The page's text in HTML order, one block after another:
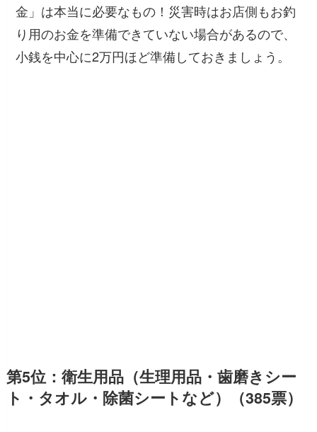
金」は本当に必要なもの！災害時はお店側もお釣
り用のお金を準備できていない場合があるので、
小銭を中心に2万円ほど準備しておきましょう。
第5位：衛生用品（生理用品・歯磨きシー
ト・タオル・除菌シートなど）（385票）